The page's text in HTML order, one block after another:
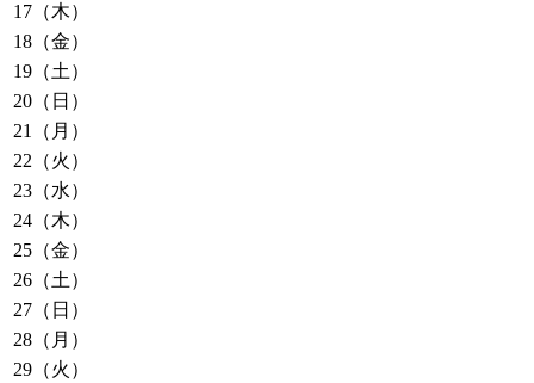
17（木）
18（金）
19（土）
20（日）
21（月）
22（火）
23（水）
24（木）
25（金）
26（土）
27（日）
28（月）
29（火）